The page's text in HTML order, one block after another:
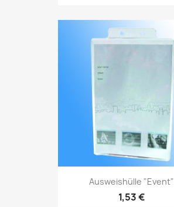
Ausweishülle "Event"
1,53 €